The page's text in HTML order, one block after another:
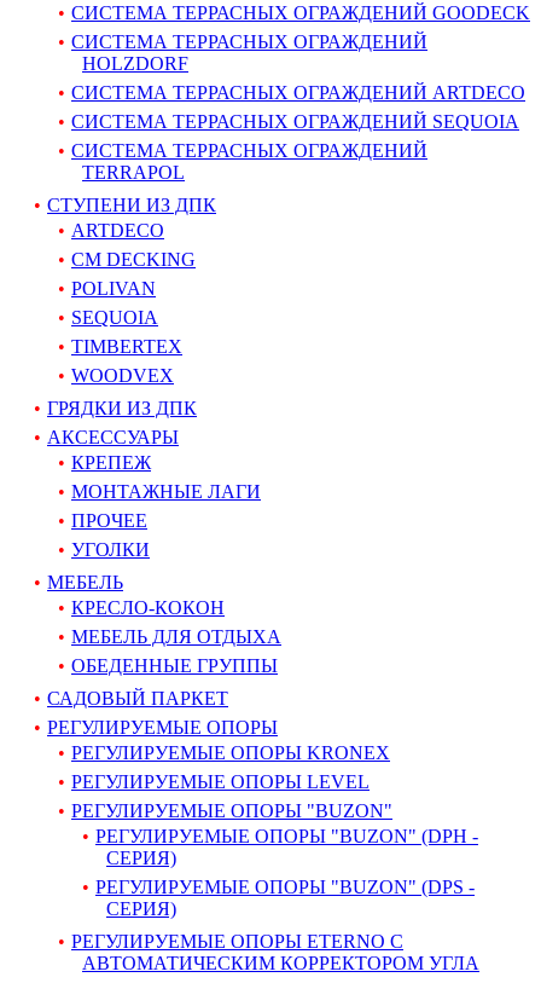
СИСТЕМА ТЕРРАСНЫХ ОГРАЖДЕНИЙ GOODECK
СИСТЕМА ТЕРРАСНЫХ ОГРАЖДЕНИЙ
HOLZDORF
СИСТЕМА ТЕРРАСНЫХ ОГРАЖДЕНИЙ ARTDECO
СИСТЕМА ТЕРРАСНЫХ ОГРАЖДЕНИЙ SEQUOIA
СИСТЕМА ТЕРРАСНЫХ ОГРАЖДЕНИЙ
TERRAPOL
СТУПЕНИ ИЗ ДПК
ARTDECO
CM DECKING
POLIVAN
SEQUOIA
TIMBERTEX
WOODVEX
ГРЯДКИ ИЗ ДПК
АКСЕССУАРЫ
КРЕПЕЖ
МОНТАЖНЫЕ ЛАГИ
ПРОЧЕЕ
УГОЛКИ
МЕБЕЛЬ
КРЕСЛО-КОКОН
МЕБЕЛЬ ДЛЯ ОТДЫХА
ОБЕДЕННЫЕ ГРУППЫ
САДОВЫЙ ПАРКЕТ
РЕГУЛИРУЕМЫЕ ОПОРЫ
РЕГУЛИРУЕМЫЕ ОПОРЫ KRONEX
РЕГУЛИРУЕМЫЕ ОПОРЫ LEVEL
РЕГУЛИРУЕМЫЕ ОПОРЫ "BUZON"
РЕГУЛИРУЕМЫЕ ОПОРЫ "BUZON" (DPH -
СЕРИЯ)
РЕГУЛИРУЕМЫЕ ОПОРЫ "BUZON" (DPS -
СЕРИЯ)
РЕГУЛИРУЕМЫЕ ОПОРЫ ETERNO С
АВТОМАТИЧЕСКИМ КОРРЕКТОРОМ УГЛА